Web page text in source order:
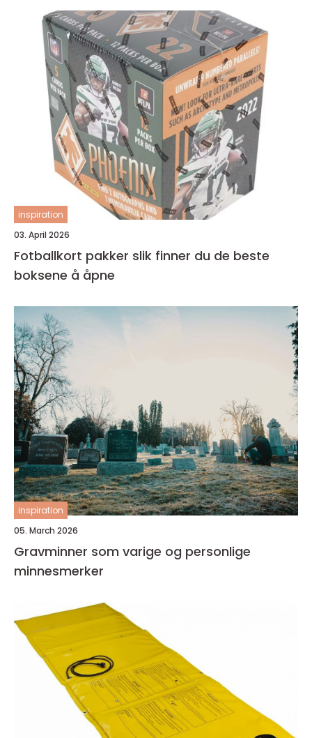
inspiration
03. April 2026
Fotballkort pakker slik finner du de beste
boksene å åpne
inspiration
05. March 2026
Gravminner som varige og personlige
minnesmerker